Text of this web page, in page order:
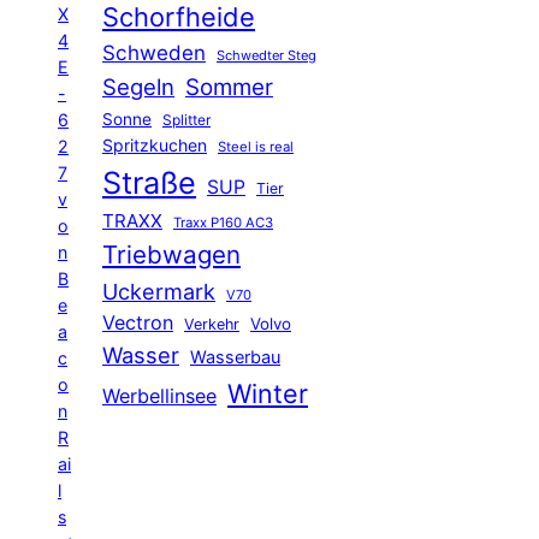
X
4
E
-
6
2
7
v
o
n
B
e
a
c
o
n
R
ai
l
s
Schorfheide
Schweden Schwedter Steg
Segeln Sommer
Sonne Splitter
Spritzkuchen Steel is real
Straße SUP Tier
TRAXX Traxx P160 AC3
Triebwagen
Uckermark V70
Vectron Verkehr Volvo
Wasser Wasserbau
Werbellinsee Winter